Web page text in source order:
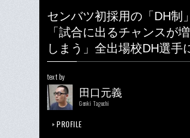
センバツ初採用の「DH制
「試合に出るチャンスが
しまう」全出場校DH選手
text by
田口元義
Genki Taguchi
PROFILE